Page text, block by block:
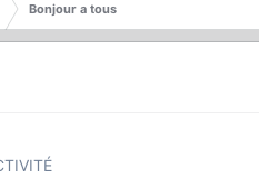
Bonjour a tous